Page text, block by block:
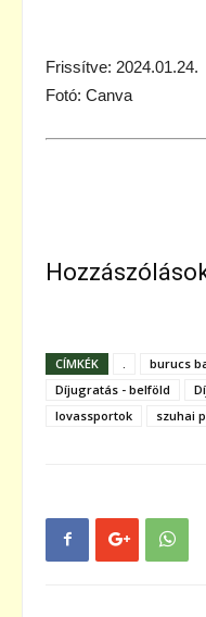
Frissítve: 2024.01.24.
Fotó: Canva
CÍMKÉK burucs
Díjugratás - belföld
lovassportok
szuhai